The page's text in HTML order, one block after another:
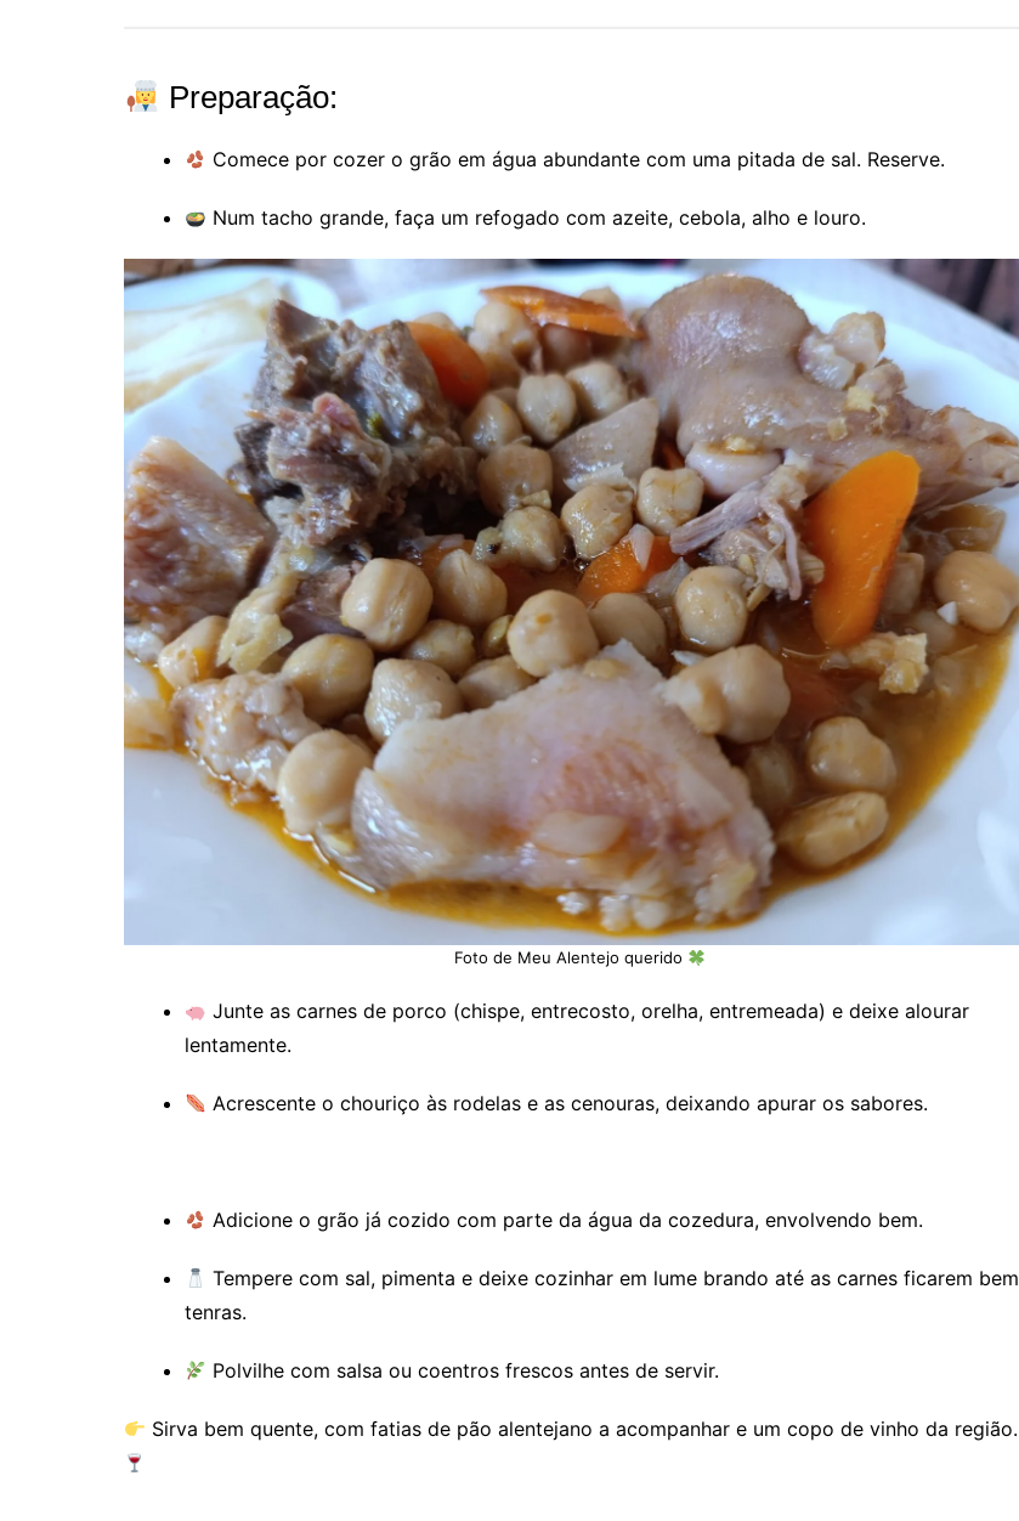
Preparação:
Comece por cozer o grão em água abundante com uma pitada de sal. Reserve.
Num tacho grande, faça um refogado com azeite, cebola, alho e louro.
Foto de Meu Alentejo querido
Junte as carnes de porco (chispe, entrecosto, orelha, entremeada) e deixe alourar
lentamente.
Acrescente o chouriço às rodelas e as cenouras, deixando apurar os sabores.
Adicione o grão já cozido com parte da água da cozedura, envolvendo bem.
Tempere com sal, pimenta e deixe cozinhar em lume brando até as carnes ficarem bem
tenras.
Polvilhe com salsa ou coentros frescos antes de servir.
Sirva bem quente, com fatias de pão alentejano a acompanhar e um copo de vinho da região.